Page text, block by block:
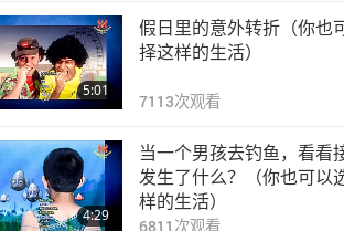
5:01
假日里的意外转折（你也
择这样的生活）
7113次观看
4:29
当一个男孩去钓鱼，看看
发生了什么？（你也可以
样的生活）
6811 次观看